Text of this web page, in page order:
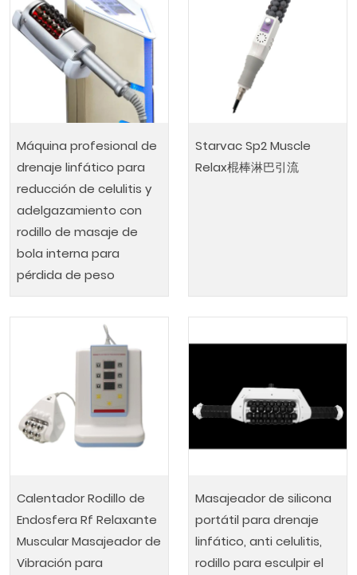
Máquina profesional de
drenaje linfático para
reducción de celulitis y
adelgazamiento con
rodillo de masaje de
bola interna para
pérdida de peso
Starvac Sp2 Muscle
Relax棍棒淋巴引流
Calentador Rodillo de
Endosfera Rf Relaxante
Muscular Masajeador de
Vibración para
Masajeador de silicona
portátil para drenaje
linfático, anti celulitis,
rodillo para esculpir el